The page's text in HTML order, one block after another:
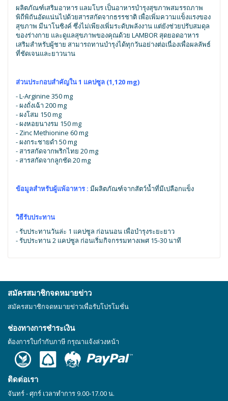
ผลิตภัณฑ์เสริมอาหาร แลมโบร เป็นอาหารบำรุงสุขภาพสมรรถภาพ
พิถีพิถันอัดแน่นไปด้วยสารสกัดจากธรรชาติ เพื่อเพิ่มความแข็งแรงของ
สุขภาพ มีนาโนซิงค์ ซึ่งไม่เพียงเพิ่มระดับพลังงาน แต่ยังช่วยปรับสมดุล
ของร่างกาย และดูแลสุขภาพของคุณด้วย LAMBOR สุดยอดอาหาร
เสริมสำหรับผู้ชาย สามารถทานบำรุงได้ทุกวันอย่างต่อเนื่องเพื่อผลลัพธ์
ที่ชัดเจนและยาวนาน
ส่วนประกอบสำคัญใน 1 แคปซูล (1,120 mg)
- L-Arginine 350 mg
- ผงถั่งเฉ้า 200 mg
- ผงโสม 150 mg
- ผงหอยนางรม 150 mg
- Zinc Methionine 60 mg
- ผงกระชายดำ 50 mg
- สารสกัดจากพริกไทย 20 mg
- สารสกัดจากลูกชัด 20 mg
ข้อมูลสำหรับผู้แพ้อาหาร : มีผลิตภัณฑ์จากสัตว์น้ำที่มีเปลือกแข็ง
วิธีรับประทาน
- รับประทานวันล่ะ 1 แคปซูล ก่อนนอน เพื่อบำรุงระยะยาว
- รับประทาน 2 แคปซูล ก่อนเริ่มกิจกรรมทางเพศ 15-30 นาที
สมัครสมาชิกจดหมายข่าว
สมัครสมาชิกจดหมายข่าวเพื่อรับโปรโมชั่น
ช่องทางการชำระเงิน
ต้องการใบกำกับภาษี กรุณาแจ้งล่วงหน้า
ติดต่อเรา
จันทร์ - ศุกร์ เวลาทำการ 9.00-17.00 น.